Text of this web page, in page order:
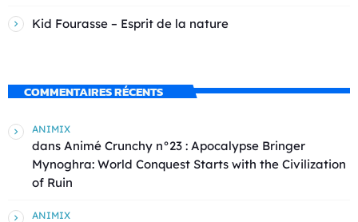
Kid Fourasse – Esprit de la nature
COMMENTAIRES RÉCENTS
ANIMIX
dans Animé Crunchy n°23 : Apocalypse Bringer
Mynoghra: World Conquest Starts with the Civilization
of Ruin
ANIMIX